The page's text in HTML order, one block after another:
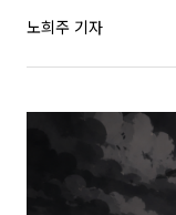
노희주 기자